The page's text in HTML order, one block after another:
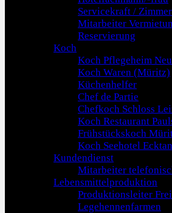
Servicekraft /
Mitarbeiter
Reservierung
Koch
Koch Pflegeheim
Koch Waren (Müritz)
Küchenhelfer
Chef de Partie
Chefkoch Schloss
Koch Restaurant
Frühstückskoch
Koch Seehotel
Kundendienst
Mitarbeiter
Lebensmittelproduktion
Produktionsleiter
Legehennenfarmen